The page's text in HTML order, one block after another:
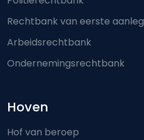
Rechtbank van eerste aanleg
Arbeidsrechtbank
Ondernemingsrechtbank
Hoven
Hof van beroep